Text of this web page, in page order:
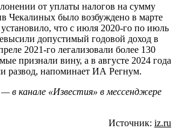
от уплаты налогов на сумму
Чекалиных было возбуждено в марте
что с июля 2020-го по июль
допустимый годовой доход в
2021-го легализовали более 130
признали вину, а в августе 2024 года
развод, напоминает ИА Регнум.
в канале «Известия» в мессенджере
Источник: iz.ru